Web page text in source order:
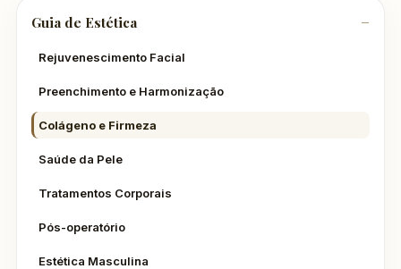
Guia de Estética
Rejuvenescimento Facial
Preenchimento e Harmonização
Colágeno e Firmeza
Saúde da Pele
Tratamentos Corporais
Pós-operatório
Estética Masculina